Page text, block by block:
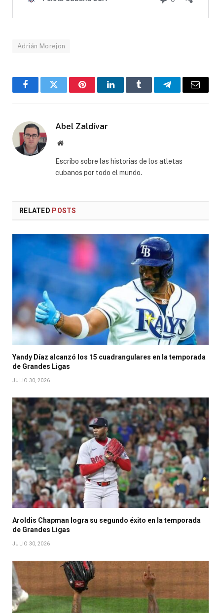
Adrián Morejon
FacebookTwitter PinterestLinkedInTumblr TelegramEmail
Abel Zaldívar
Website
Escribo sobre las historias de los atletas
cubanos por todo el mundo.
RELATED POSTS
Yandy Díaz alcanzó los 15 cuadrangulares en la temporada
de Grandes Ligas
JULIO 30, 2026
Aroldis Chapman logra su segundo éxito en la temporada
de Grandes Ligas
JULIO 30, 2026